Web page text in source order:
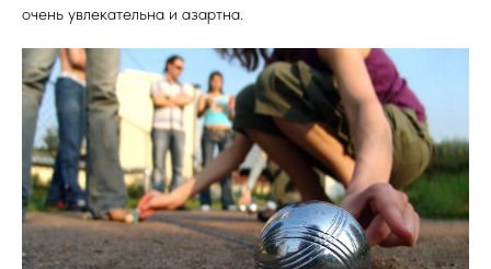
очень увлекательна и азартна.